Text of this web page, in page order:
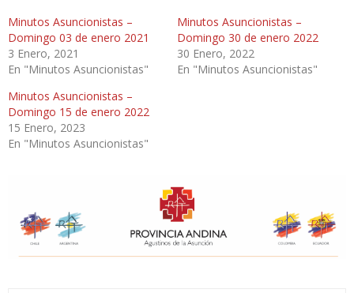
Minutos Asuncionistas –
Domingo 03 de enero 2021
3 Enero, 2021
En "Minutos Asuncionistas"
Minutos Asuncionistas –
Domingo 30 de enero 2022
30 Enero, 2022
En "Minutos Asuncionistas"
Minutos Asuncionistas –
Domingo 15 de enero 2022
15 Enero, 2023
En "Minutos Asuncionistas"